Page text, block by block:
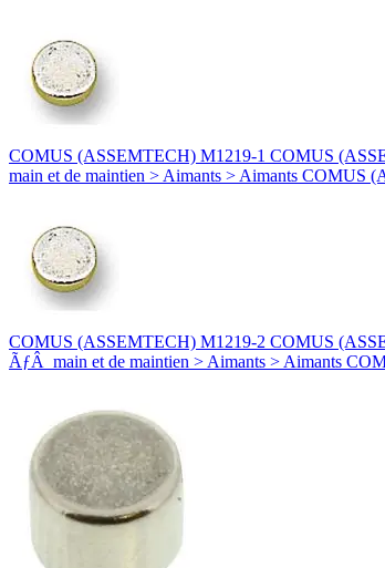
COMUS (ASSEMTECH) M1219-1 COMUS
main et de maintien > Aimants > Aimants COMUS
COMUS (ASSEMTECH) M1219-2 COMUS
ÃƒÂ main et de maintien > Aimants > Aimants